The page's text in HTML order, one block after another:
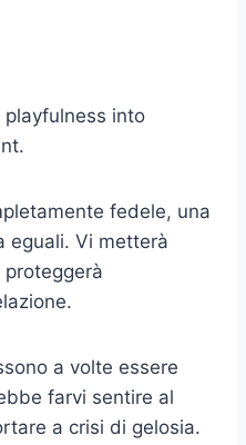
playfulness into
fedele, una
eguali. Vi metterà
a volte essere
farvi sentire al
a crisi di gelosia.